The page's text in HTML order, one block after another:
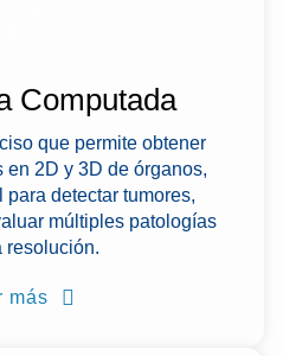
Computada
que permite obtener
2D y 3D de órganos,
detectar tumores,
múltiples patologías
resolución.
más